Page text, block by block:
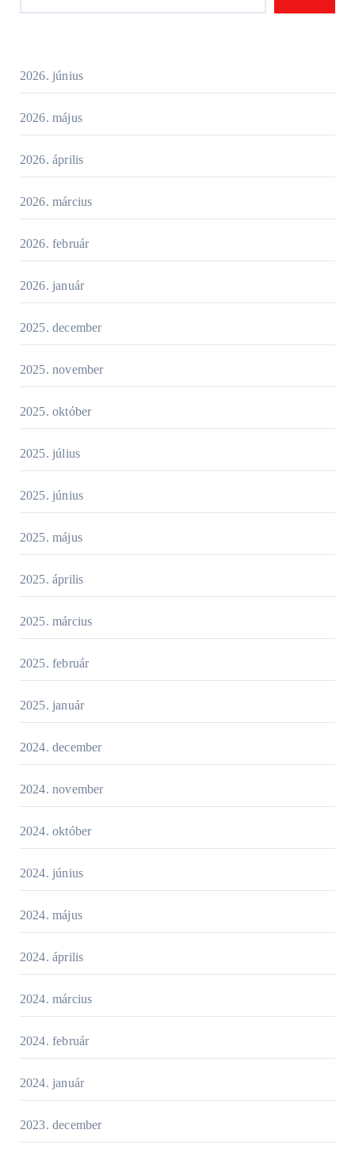
2026. június
2026. május
2026. április
2026. március
2026. február
2026. január
2025. december
2025. november
2025. október
2025. július
2025. június
2025. május
2025. április
2025. március
2025. február
2025. január
2024. december
2024. november
2024. október
2024. június
2024. május
2024. április
2024. március
2024. február
2024. január
2023. december